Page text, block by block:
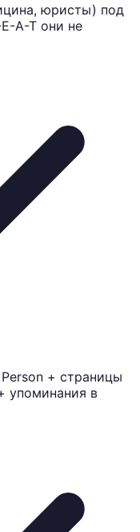
юристы) под
A-T они не
+ страницы
упоминания в